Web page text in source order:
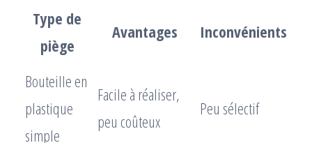
Type de
piège
Avantages Inconvénients
Bouteille en
plastique
simple
Facile à réaliser,
peu coûteux
Peu sélectif